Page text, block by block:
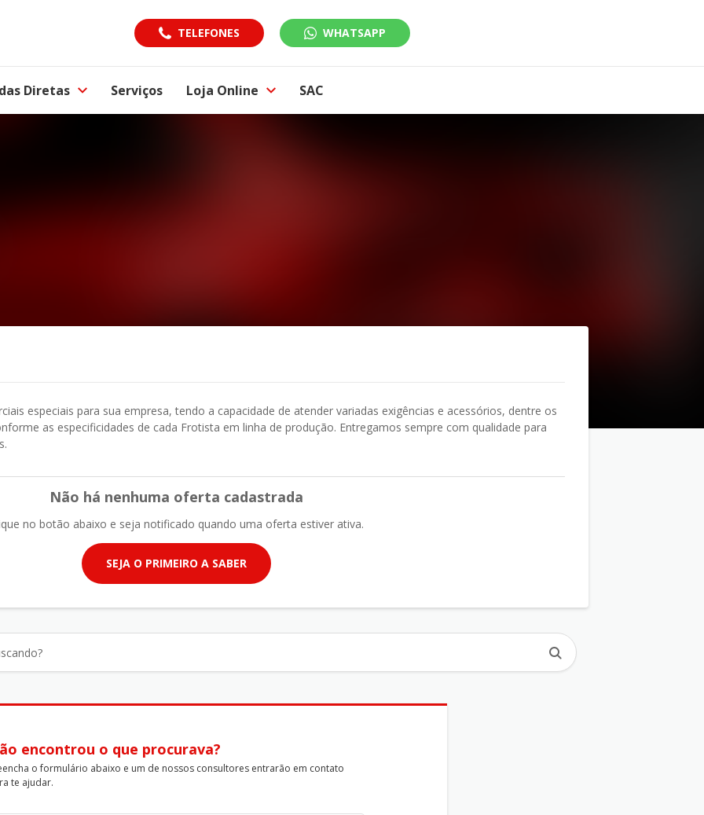
TELEFONES WHATSAPP
Diretas Serviços Loja Online SAC
especiais para sua empresa, tendo a capacidade de atender variadas exigências e acessórios, dentre os
as especificidades de cada Frotista em linha de produção. Entregamos sempre com qualidade para
Não há nenhuma oferta cadastrada
no botão abaixo e seja notificado quando uma oferta estiver ativa.
SEJA O PRIMEIRO A SABER
encontrou o que procurava?
o formulário abaixo e um de nossos consultores entrarão em contato
te ajudar.